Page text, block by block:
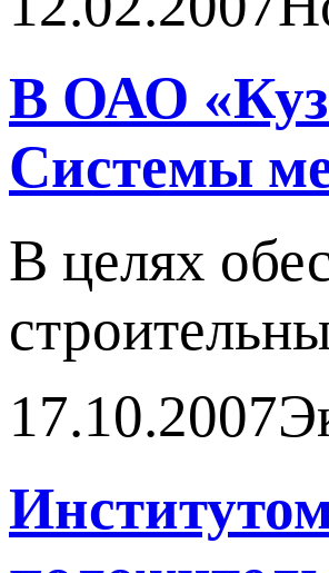
В ОАО
Системы
В целях
17.10.2007